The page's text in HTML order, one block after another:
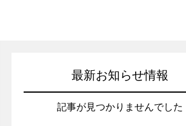
最新お知らせ情報
記事が見つかりませんでした